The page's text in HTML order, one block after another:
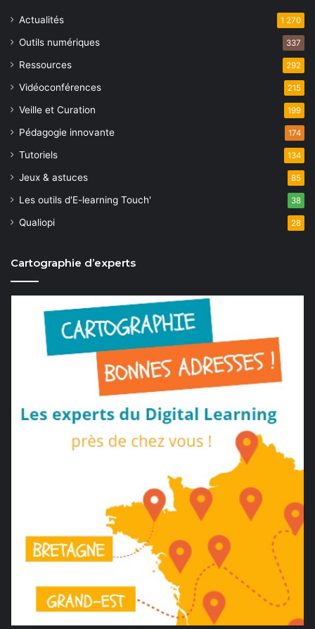
Actualités 1 270
Outils numériques 337
Ressources 292
Vidéoconférences 215
Veille et Curation 199
Pédagogie innovante 174
Tutoriels 134
Jeux & astuces 85
Les outils d'E-learning Touch' 38
Qualiopi 28
Cartographie d’experts